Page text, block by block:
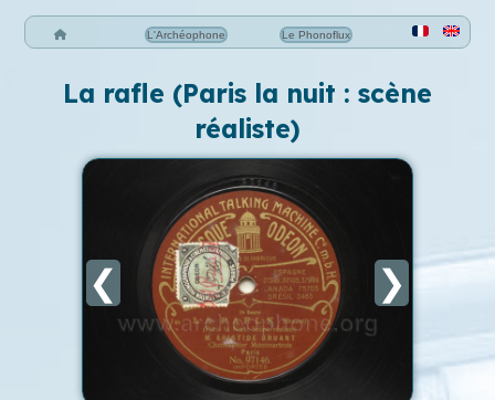
L'Archéophone Le Phonoflux
La rafle (Paris la nuit : scène
réaliste)
❮ ❯